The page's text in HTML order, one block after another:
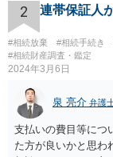
資料を持っている
し、お姉さんに見
望に関する申出書」
いた方が良い事と書
立ての趣旨」のとこ
ば、まずそれを書
なぜ調停を申し立て
決裂した、など)や
きさつなどが書かれ
うと感じるところは
2 連帯保証人
#相続放棄 #相続手続き
#相続財産調査・鑑定
2024年3月6日
泉 亮介 弁護
支払いの費目等につ
た方が良いかと思わ